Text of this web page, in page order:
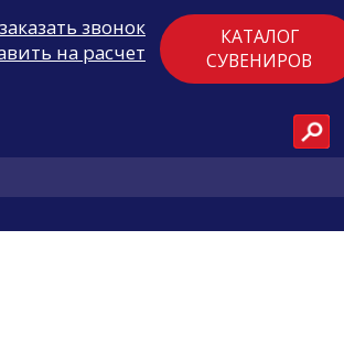
КАТАЛОГ
СУВЕНИРОВ
заказать звонок
на расчет